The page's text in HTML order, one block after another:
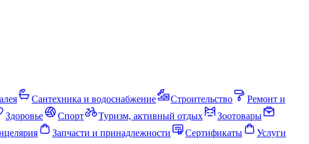
Сантехника и водоснабжение Строительство
Ремонт и
Здоровье Спорт Туризм, активный отдых
Зоотовары
Запчасти и принадлежности Сертификаты
Услуги